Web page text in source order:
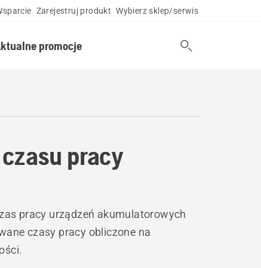
Zarejestruj produkt Wybierz sklep/serwis
promocje
pracy
pracy urządzeń akumulatorowych
czasy pracy obliczone na